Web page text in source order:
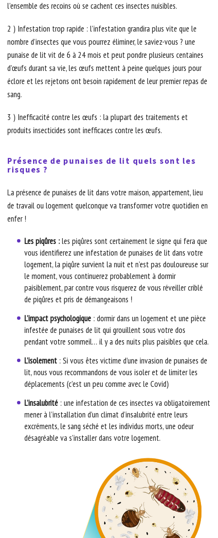
l’ensemble des recoins où se cachent ces insectes nuisibles.
2 ) Infestation trop rapide : l’infestation grandira plus vite que le
nombre d’insectes que vous pourrez éliminer, le saviez-vous ? une
punaise de lit vit de 6 à 24 mois et peut pondre plusieurs centaines
d’œufs durant sa vie, les œufs mettent à peine quelques jours pour
éclore et les rejetons ont besoin rapidement de leur premier repas de
sang.
3 ) Inefficacité contre les œufs : la plupart des traitements et
produits insecticides sont inefficaces contre les œufs.
Présence de punaises de lit quels sont les
risques ?
La présence de punaises de lit dans votre maison, appartement, lieu
de travail ou logement quelconque va transformer votre quotidien en
enfer !
Les piqûres :les piqûres sont certainement le signe qui fera que
vous identifierez une infestation de punaises de lit dans votre
logement, la piqûre survient la nuit et n’est pas douloureuse sur
le moment, vous continuerez probablement à dormir
paisiblement, par contre vous risquerez de vous réveiller criblé
de piqûres et pris de démangeaisons !
L’impact psychologique : dormir dans un logement et une pièce
infestée de punaises de lit qui grouillent sous votre dos
pendant votre sommeil… il y a des nuits plus paisibles que cela.
L’isolement : Si vous êtes victime d’une invasion de punaises de
lit, nous vous recommandons de vous isoler et de limiter les
déplacements (c’est un peu comme avec le Covid)
L’insalubrité : une infestation de ces insectes va obligatoirement
mener à l’installation d’un climat d’insalubrité entre leurs
excréments, le sang séché et les individus morts, une odeur
désagréable va s’installer dans votre logement.